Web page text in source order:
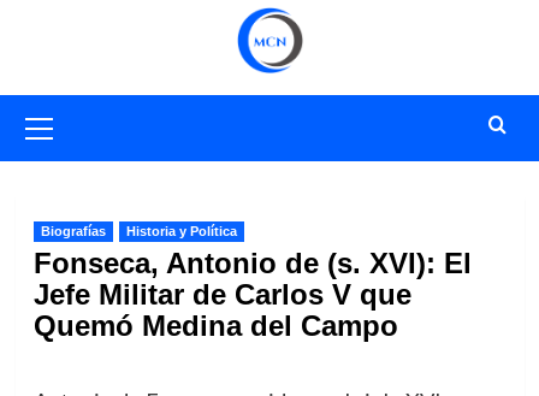
primario
Biografías Historia y Política
Fonseca, Antonio de (s. XVI): El
Jefe Militar de Carlos V que
Quemó Medina del Campo